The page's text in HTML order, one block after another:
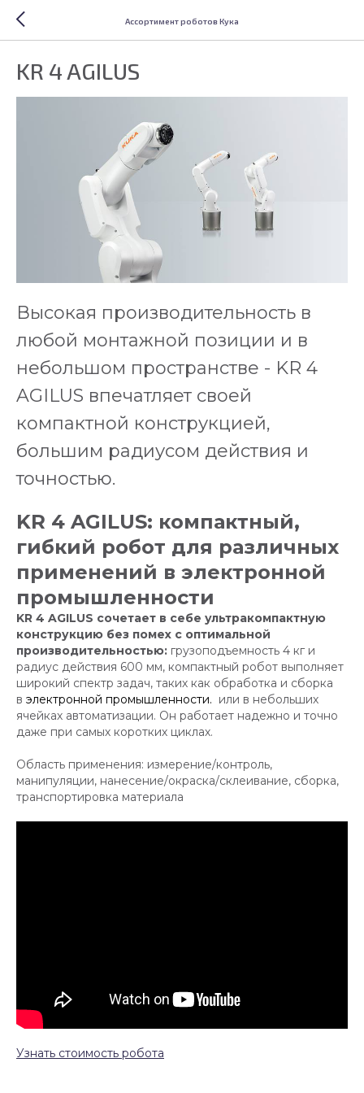
Ассортимент роботов Кука
KR 4 AGILUS
Высокая производительность в
любой монтажной позиции и в
небольшом пространстве - KR 4 ​​
AGILUS впечатляет своей
компактной конструкцией,
большим радиусом действия и
точностью.
KR 4 AGILUS: компактный,
гибкий робот для различных
применений в электронной
промышленности
KR 4 AGILUS сочетает в себе ультракомпактную
конструкцию без помех с оптимальной
производительностью: грузоподъемность 4 кг и
радиус действия 600 мм, компактный робот выполняет
широкий спектр задач, таких как обработка и сборка
в электронной промышленности. или в небольших
ячейках автоматизации. Он работает надежно и точно
даже при самых коротких циклах.
Область применения: измерение/контроль,
манипуляции, нанесение/окраска/склеивание, сборка,
транспортировка материала
Узнать стоимость робота